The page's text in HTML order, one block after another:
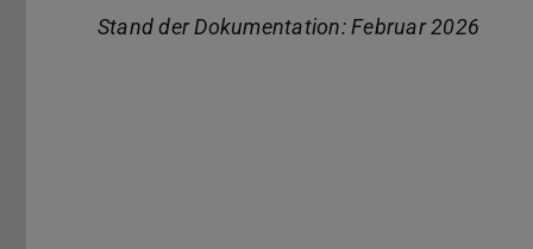
Stand der Dokumentation: Februar 2026